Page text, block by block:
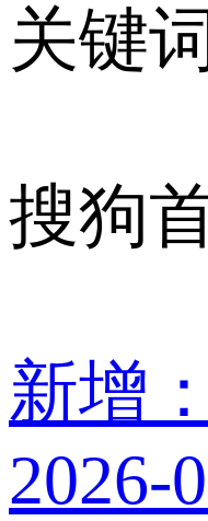
关键
搜狗
新增
2026-